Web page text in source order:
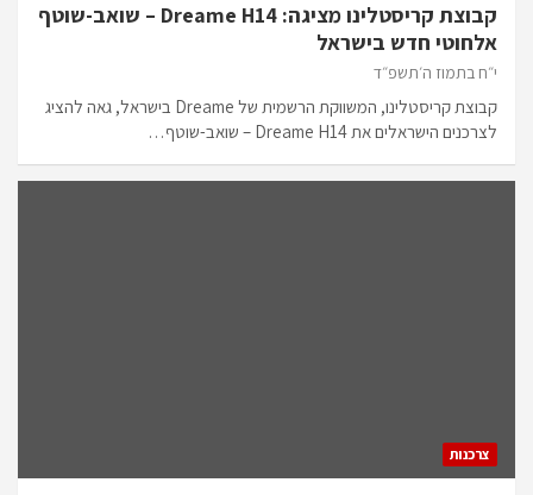
קבוצת קריסטלינו מציגה: Dreame H14 – שואב-שוטף
אלחוטי חדש בישראל
י״ח בתמוז ה׳תשפ״ד
קבוצת קריסטלינו, המשווקת הרשמית של Dreame בישראל, גאה להציג
לצרכנים הישראלים את Dreame H14 – שואב-שוטף…
צרכנות